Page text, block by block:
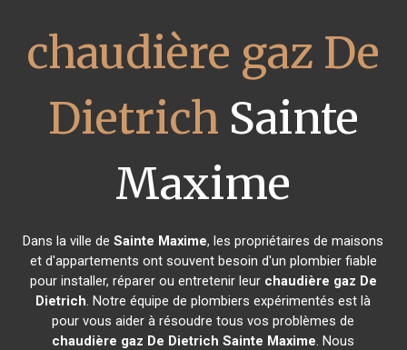
chaudière gaz De
Dietrich Sainte
Maxime
Dans la ville deSainte Maxime, les propriétaires de maisons
et d'appartements ont souvent besoin d'un plombier fiable
pour installer, réparer ou entretenir leur chaudière gaz De
Dietrich. Notre équipe de plombiers expérimentés est là
pour vous aider à résoudre tous vos problèmes de
chaudière gaz De Dietrich Sainte Maxime. Nous